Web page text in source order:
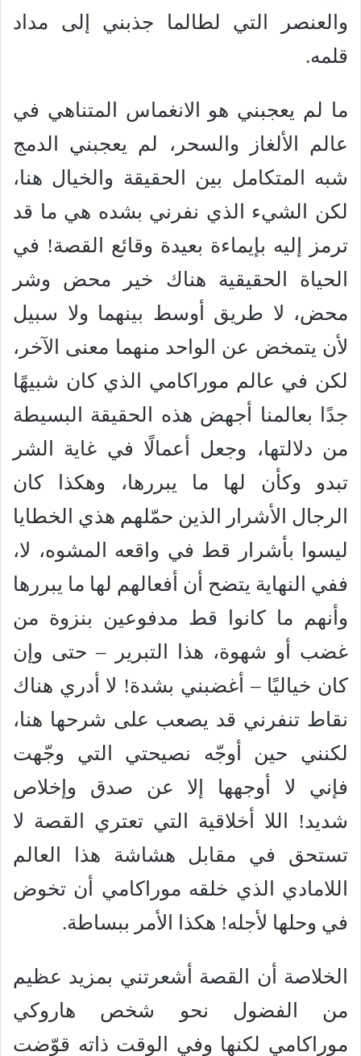
والعنصر التي لطالما جذبني إلى مداد
قلمه.
ما لم يعجبني هو الانغماس المتناهي في
عالم الألغاز والسحر، لم يعجبني الدمج
شبه المتكامل بين الحقيقة والخيال هنا،
لكن الشيء الذي نفرني بشده هي ما قد
ترمز إليه بإيماءة بعيدة وقائع القصة! في
الحياة الحقيقية هناك خير محض وشر
محض، لا طريق أوسط بينهما ولا سبيل
لأن يتمخض عن الواحد منهما معنى الآخر،
لكن في عالم موراكامي الذي كان شبيهًا
جدًا بعالمنا أجهض هذه الحقيقة البسيطة
من دلالتها، وجعل أعمالًا في غاية الشر
تبدو وكأن لها ما يبررها، وهكذا كان
الرجال الأشرار الذين حمّلهم هذي الخطايا
ليسوا بأشرار قط في واقعه المشوه، لا،
ففي النهاية يتضح أن أفعالهم لها ما يبررها
وأنهم ما كانوا قط مدفوعين بنزوة من
غضب أو شهوة، هذا التبرير – حتى وإن
كان خياليًا – أغضبني بشدة! لا أدري هناك
نقاط تنفرني قد يصعب على شرحها هنا،
لكنني حين أوجّه نصيحتي التي وجّهت
فإني لا أوجهها إلا عن صدق وإخلاص
شديد! اللا أخلاقية التي تعتري القصة لا
تستحق في مقابل هشاشة هذا العالم
اللامادي الذي خلقه موراكامي أن تخوض
في وحلها لأجله! هكذا الأمر ببساطة.
الخلاصة أن القصة أشعرتني بمزيد عظيم
من الفضول نحو شخص هاروكي
موراكامي لكنها وفي الوقت ذاته قوّضت